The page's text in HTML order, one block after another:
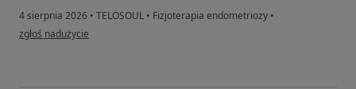
4 sierpnia 2026 • TELOSOUL • Fizjoterapia endometriozy •
w opinii użytkownika Ola
zgłoś nadużycie